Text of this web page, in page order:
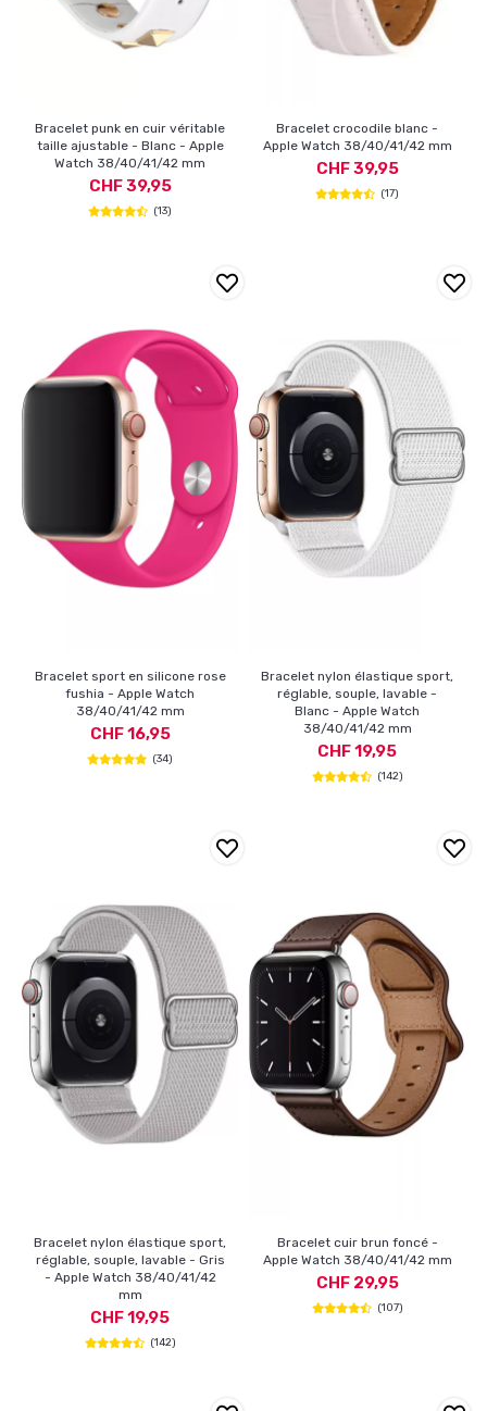
Bracelet punk en cuir véritable
taille ajustable - Blanc - Apple
Watch 38/40/41/42 mm
CHF 39,95
(13)
Bracelet crocodile blanc -
Apple Watch 38/40/41/42 mm
CHF 39,95
(17)
Bracelet sport en silicone rose
fushia - Apple Watch
38/40/41/42 mm
CHF 16,95
(34)
Bracelet nylon élastique sport,
réglable, souple, lavable -
Blanc - Apple Watch
38/40/41/42 mm
CHF 19,95
(142)
Bracelet nylon élastique sport,
réglable, souple, lavable - Gris
- Apple Watch 38/40/41/42
mm
CHF 19,95
(142)
Bracelet cuir brun foncé -
Apple Watch 38/40/41/42 mm
CHF 29,95
(107)